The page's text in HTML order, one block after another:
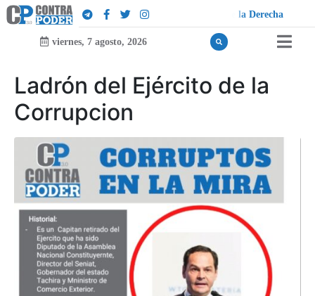
viernes, 7 agosto, 2026
Ladrón del Ejército de la
Corrupcion